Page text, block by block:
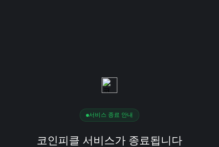
서비스 종료 안내
코인피클 서비스가 종료됩니다